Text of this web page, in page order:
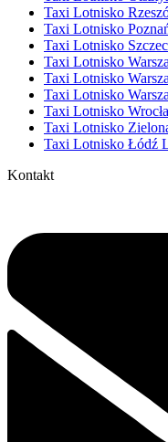
Taxi Lotnisko
Taxi Lotnisko
Taxi Lotnisko
Taxi Lotnisko
Taxi Lotnisko
Taxi Lotnisko
Taxi Lotnisko
Taxi Lotnisko
Taxi Lotnisko Łódź
Kontakt